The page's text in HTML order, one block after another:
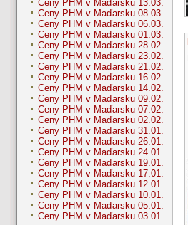
Ceny PHM v Maďarsku 13.03.
Ceny PHM v Maďarsku 08.03.
Ceny PHM v Maďarsku 06.03.
Ceny PHM v Maďarsku 01.03.
Ceny PHM v Maďarsku 28.02.
Ceny PHM v Maďarsku 23.02.
Ceny PHM v Maďarsku 21.02.
Ceny PHM v Maďarsku 16.02.
Ceny PHM v Maďarsku 14.02.
Ceny PHM v Maďarsku 09.02.
Ceny PHM v Maďarsku 07.02.
Ceny PHM v Maďarsku 02.02.
Ceny PHM v Maďarsku 31.01.
Ceny PHM v Maďarsku 26.01.
Ceny PHM v Maďarsku 24.01.
Ceny PHM v Maďarsku 19.01.
Ceny PHM v Maďarsku 17.01.
Ceny PHM v Maďarsku 12.01.
Ceny PHM v Maďarsku 10.01.
Ceny PHM v Maďarsku 05.01.
Ceny PHM v Maďarsku 03.01.